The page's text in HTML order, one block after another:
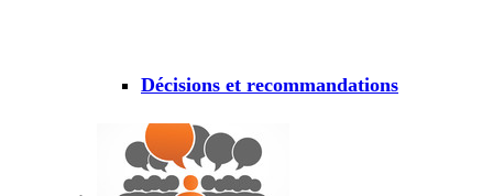
Décisions et recommandations